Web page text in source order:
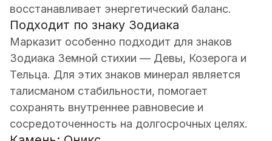
восстанавливает энергетический баланс.
Подходит по знаку Зодиака
Марказит особенно подходит для знаков
Зодиака Земной стихии — Девы, Козерога и
Тельца. Для этих знаков минерал является
талисманом стабильности, помогает
сохранять внутреннее равновесие и
сосредоточенность на долгосрочных целях.